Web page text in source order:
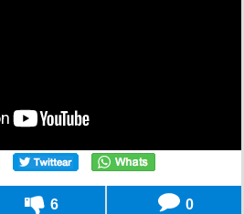
6 0